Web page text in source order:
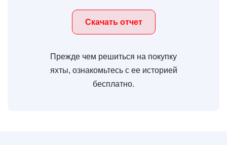
Скачать отчет
Прежде чем решиться на покупку
яхты, ознакомьтесь с ее историей
бесплатно.